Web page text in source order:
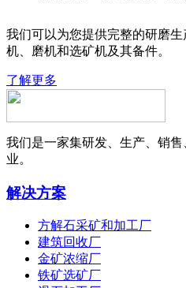
我们可以为您提供完整的研磨
机、磨机和选矿机及其备件。
了解更多
我们是一家集研发、生产、销
业。
解决方案
方解石采矿和加工厂
建筑回收厂
金矿浓缩厂
铁矿选矿厂